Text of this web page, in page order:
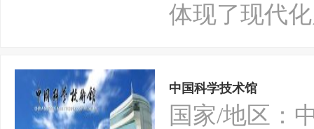
体现了现代
中国科学技术馆
国家/地区：